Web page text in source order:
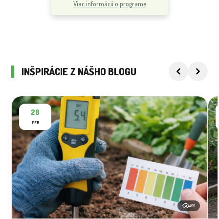
Viac informácií o programe
INŠPIRÁCIE Z NÁŠHO BLOGU
28
FEB
499